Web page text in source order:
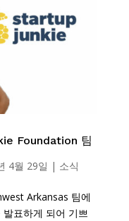
Foundation 팀
4월 29일 | 소식
Arkansas 팀에
표하게 되어 기쁘